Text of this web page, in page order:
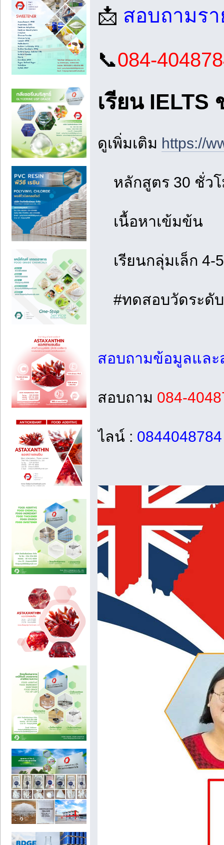
📩 สอบถามร
📞084-
เรียน
ดูเพิ่มเติม https://
หลักสูตร 30 ชั่วโ
เนื้อหาเข้มข้น
เรียนกลุ่มเล็ก 4-
#ทดสอบวัดระดับ
สอบถามข้อมูลและ
สอบถาม 084-
ไลน์ : 0844048784